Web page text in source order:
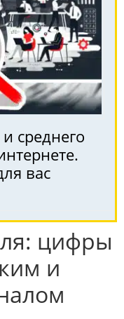
среднего
вас
цифры
и